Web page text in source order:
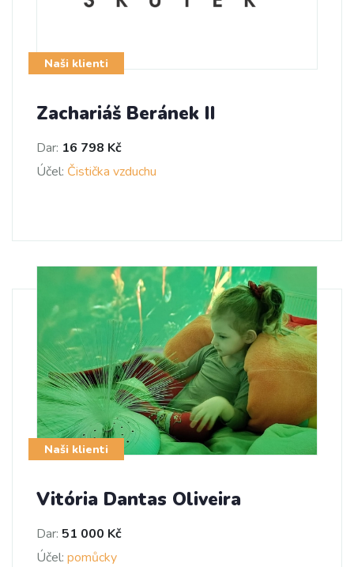
Naši klienti
Zachariáš Beránek II
Dar: 16 798 Kč
Účel: Čistička vzduchu
Naši klienti
Vitória Dantas Oliveira
Dar: 51 000 Kč
Účel: pomůcky